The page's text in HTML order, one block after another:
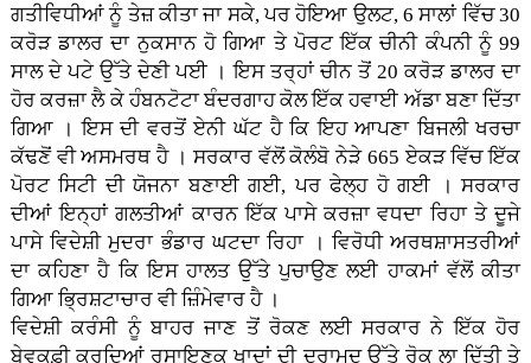
ਗਤੀਵਿਧੀਆਂ ਨੂੰ ਤੇਜ਼ ਕੀਤਾ ਜਾ ਸਕੇ, ਪਰ ਹੋਇਆ ਉਲਟ, 6 ਸਾਲਾਂ ਵਿੱਚ 30
ਕਰੋੜ ਡਾਲਰ ਦਾ ਨੁਕਸਾਨ ਹੋ ਗਿਆ ਤੇ ਪੋਰਟ ਇੱਕ ਚੀਨੀ ਕੰਪਨੀ ਨੂੰ 99
ਸਾਲ ਦੇ ਪਟੇ ਉੱਤੇ ਦੇਣੀ ਪਈ । ਇਸ ਤਰ੍ਹਾਂ ਚੀਨ ਤੋਂ 20 ਕਰੋੜ ਡਾਲਰ ਦਾ
ਹੋਰ ਕਰਜ਼ਾ ਲੈ ਕੇ ਹੰਬਨਟੋਟਾ ਬੰਦਰਗਾਹ ਕੋਲ ਇੱਕ ਹਵਾਈ ਅੱਡਾ ਬਣਾ ਦਿੱਤਾ
ਗਿਆ । ਇਸ ਦੀ ਵਰਤੋਂ ਏਨੀ ਘੱਟ ਹੈ ਕਿ ਇਹ ਆਪਣਾ ਬਿਜਲੀ ਖਰਚਾ
ਕੱਢਣੋਂ ਵੀ ਅਸਮਰਥ ਹੈ । ਸਰਕਾਰ ਵੱਲੋਂ ਕੋਲੰਬੋ ਨੇੜੇ 665 ਏਕੜ ਵਿੱਚ ਇੱਕ
ਪੋਰਟ ਸਿਟੀ ਦੀ ਯੋਜਨਾ ਬਣਾਈ ਗਈ, ਪਰ ਫੇਲ੍ਹ ਹੋ ਗਈ । ਸਰਕਾਰ
ਦੀਆਂ ਇਨ੍ਹਾਂ ਗਲਤੀਆਂ ਕਾਰਨ ਇੱਕ ਪਾਸੇ ਕਰਜ਼ਾ ਵਧਦਾ ਰਿਹਾ ਤੇ ਦੂਜੇ
ਪਾਸੇ ਵਿਦੇਸ਼ੀ ਮੁਦਰਾ ਭੰਡਾਰ ਘਟਦਾ ਰਿਹਾ । ਵਿਰੋਧੀ ਅਰਥਸ਼ਾਸਤਰੀਆਂ
ਦਾ ਕਹਿਣਾ ਹੈ ਕਿ ਇਸ ਹਾਲਤ ਉੱਤੇ ਪੁਚਾਉਣ ਲਈ ਹਾਕਮਾਂ ਵੱਲੋਂ ਕੀਤਾ
ਗਿਆ ਭ੍ਰਿਸ਼ਟਾਚਾਰ ਵੀ ਜ਼ਿੰਮੇਵਾਰ ਹੈ ।
ਵਿਦੇਸ਼ੀ ਕਰੰਸੀ ਨੂੰ ਬਾਹਰ ਜਾਣ ਤੋਂ ਰੋਕਣ ਲਈ ਸਰਕਾਰ ਨੇ ਇੱਕ ਹੋਰ
ਬੇਵਕੂਫ਼ੀ ਕਰਦਿਆਂ ਰਸਾਇਣਕ ਖਾਦਾਂ ਦੀ ਦਰਾਮਦ ਉੱਤੇ ਰੋਕ ਲਾ ਦਿੱਤੀ ਤੇ